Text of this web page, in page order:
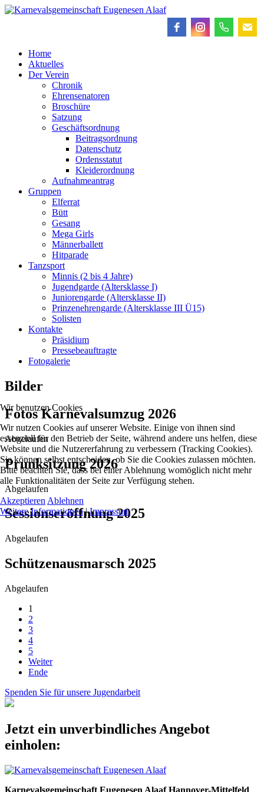
Home
Aktuelles
Der Verein
Chronik
Ehrensenatoren
Broschüre
Satzung
Geschäftsordnung
Beitragsordnung
Datenschutz
Ordensstatut
Kleiderordnung
Aufnahmeantrag
Gruppen
Elferrat
Bütt
Gesang
Mega Girls
Männerballett
Hitparade
Tanzsport
Minnis (2 bis 4 Jahre)
Jugendgarde (Altersklasse I)
Juniorengarde (Altersklasse II)
Prinzenehrengarde (Altersklasse III Ü15)
Solisten
Kontakte
Präsidium
Pressebeauftragte
Fotogalerie
Bilder
Fotos Karnevalsumzug 2026
Abgelaufen
Prunksitzung 2026
Abgelaufen
Sessionseröffnung 2025
Abgelaufen
Schützenausmarsch 2025
Abgelaufen
1
2
3
4
5
Weiter
Ende
Spenden Sie für unsere Jugendarbeit
Jetzt ein unverbindliches Angebot
einholen:
Karnevalsgemeinschaft Eugenesen Alaaf Hannover-Mittelfeld
Wir benutzen Cookies
Wir nutzen Cookies auf unserer Website. Einige von ihnen sind
essenziell für den Betrieb der Seite, während andere uns helfen, diese
Website und die Nutzererfahrung zu verbessern (Tracking Cookies).
Sie können selbst entscheiden, ob Sie die Cookies zulassen möchten.
Bitte beachten Sie, dass bei einer Ablehnung womöglich nicht mehr
alle Funktionalitäten der Seite zur Verfügung stehen.
Akzeptieren Ablehnen
Weitere Informationen|Impressum